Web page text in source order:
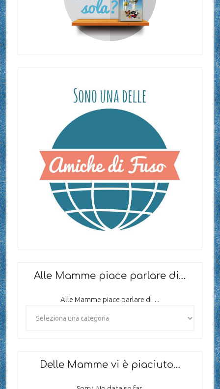
Alle Mamme piace parlare di…
Alle Mamme piace parlare di…
Delle Mamme vi è piaciuto…